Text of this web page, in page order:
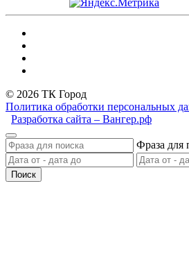
© 2026 ТК Город
Политика обработки персональных
Разработка сайта – Вангер.рф
Фраза для
Поиск